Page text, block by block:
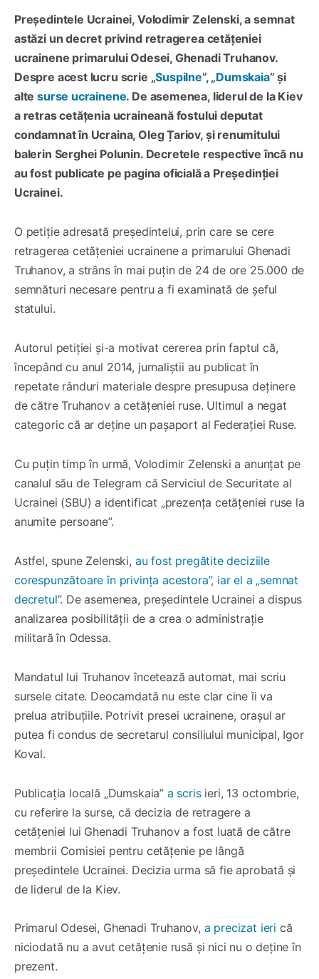
Președintele Ucrainei, Volodimir Zelenski, a semnat
astăzi un decret privind retragerea cetățeniei
ucrainene primarului Odesei, Ghenadi Truhanov.
Despre acest lucru scrie „Suspilne”, „Dumskaia” și
altesurse ucrainene. De asemenea, liderul de la Kiev
a retras cetățenia ucraineană fostului deputat
condamnat în Ucraina, Oleg Țariov, și renumitului
balerin Serghei Polunin. Decretele respective încă nu
au fost publicate pe pagina oficială a Președinției
Ucrainei.
O petiție adresată președintelui, prin care se cere
retragerea cetățeniei ucrainene a primarului Ghenadi
Truhanov, a strâns în mai puțin de 24 de ore 25.000 de
semnături necesare pentru a fi examinată de șeful
statului.
Autorul petiției și-a motivat cererea prin faptul că,
începând cu anul 2014, jurnaliștii au publicat în
repetate rânduri materiale despre presupusa deținere
de către Truhanov a cetățeniei ruse. Ultimul a negat
categoric că ar deține un pașaport al Federației Ruse.
Cu puțin timp în urmă, Volodimir Zelenski a anunțat pe
canalul său de Telegram că Serviciul de Securitate al
Ucrainei (SBU) a identificat „prezența cetățeniei ruse la
anumite persoane”.
Astfel, spune Zelenski, au fost pregătite deciziile
corespunzătoare în privința acestora”, iar el a „semnat
decretul”. De asemenea, președintele Ucrainei a dispus
analizarea posibilității de a crea o administrație
militară în Odessa.
Mandatul lui Truhanov încetează automat, mai scriu
sursele citate. Deocamdată nu este clar cine îi va
prelua atribuțiile. Potrivit presei ucrainene, orașul ar
putea fi condus de secretarul consiliului municipal, Igor
Koval.
Publicația locală „Dumskaia”a scrisieri, 13 octombrie,
cu referire la surse, că decizia de retragere a
cetățeniei lui Ghenadi Truhanov a fost luată de către
membrii Comisiei pentru cetățenie pe lângă
președintele Ucrainei. Decizia urma să fie aprobată și
de liderul de la Kiev.
Primarul Odesei, Ghenadi Truhanov, a precizat ieri că
niciodată nu a avut cetățenie rusă și nici nu o deține în
prezent.